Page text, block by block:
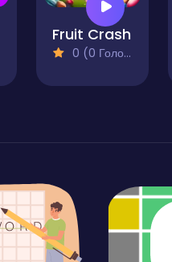
Fruit Crash
0 (0 Голосів)